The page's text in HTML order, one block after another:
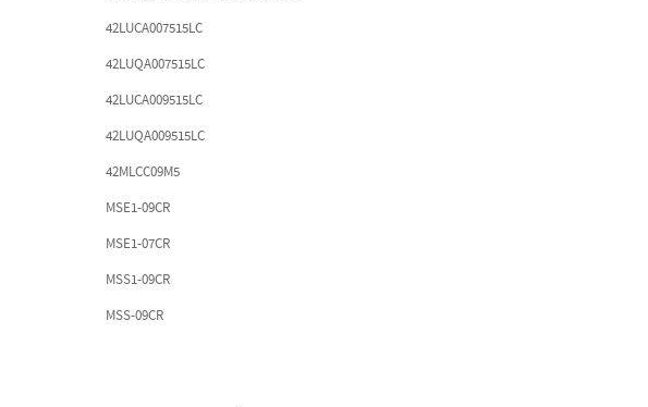
42LUCA007515LC
42LUQA007515LC
42LUCA009515LC
42LUQA009515LC
42MLCC09M5
MSE1-09CR
MSE1-07CR
MSS1-09CR
MSS-09CR